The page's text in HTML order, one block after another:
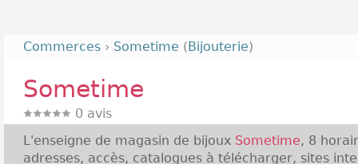
Commerces › Sometime (Bijouterie)
Sometime
0 avis
L'enseigne de magasin de bijoux Sometime, 8
adresses, accès, catalogues à télécharger, sites